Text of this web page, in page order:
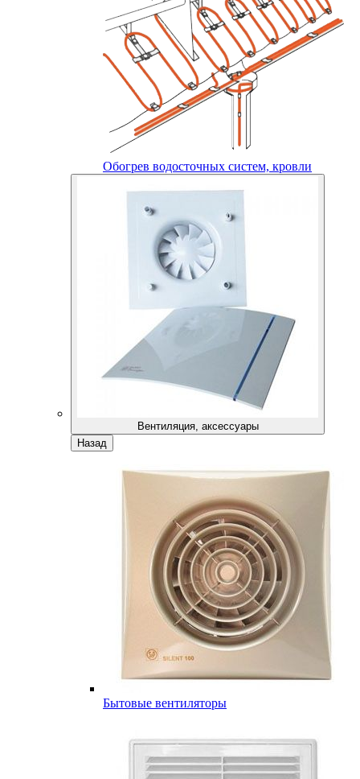
Обогрев водосточных систем, кровли
Вентиляция, аксессуары
Назад
Бытовые вентиляторы